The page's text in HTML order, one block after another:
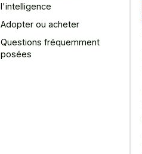
l'intelligence
Adopter ou acheter
Questions fréquemment
posées